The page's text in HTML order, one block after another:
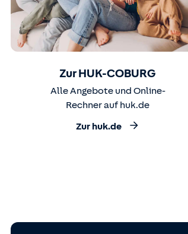
Zur HUK-COBURG
Alle Angebote und Online-
Rechner auf huk.de
Zur huk.de